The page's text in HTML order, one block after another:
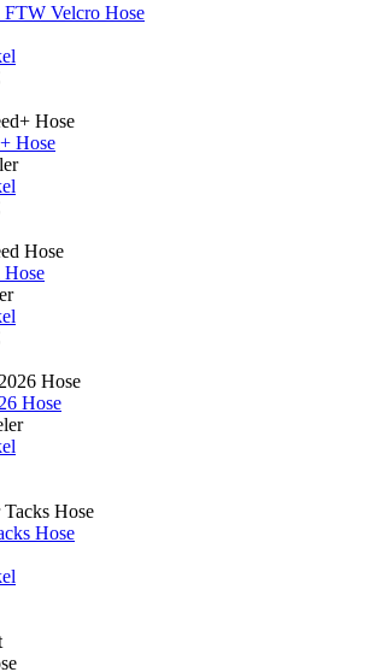
FTW Velcro Hose
Hose
Hose
Hose
Hose